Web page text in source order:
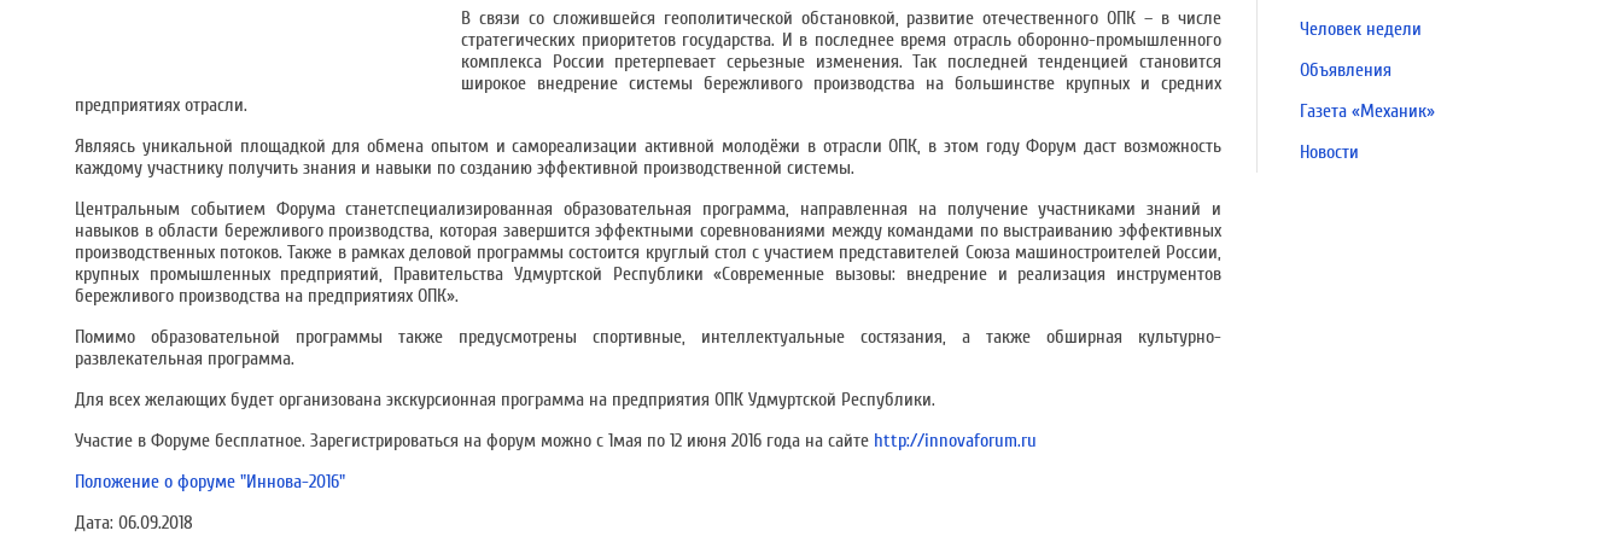
В связи со сложившейся геополитической обстановкой, развитие отечественного ОПК – в числе
стратегических приоритетов государства. И в последнее время отрасль оборонно-промышленного
комплекса России претерпевает серьезные изменения. Так последней тенденцией становится
широкое внедрение системы бережливого производства на большинстве крупных и средних
предприятиях отрасли.
Являясь уникальной площадкой для обмена опытом и самореализации активной молодёжи в отрасли ОПК, в этом году Форум даст возможность
каждому участнику получить знания и навыки по созданию эффективной производственной системы.
Центральным событием Форума станетспециализированная образовательная программа, направленная на получение участниками знаний и
навыков в области бережливого производства, которая завершится эффектными соревнованиями между командами по выстраиванию эффективных
производственных потоков. Также в рамках деловой программы состоится круглый стол с участием представителей Союза машиностроителей России,
крупных промышленных предприятий, Правительства Удмуртской Республики «Современные вызовы: внедрение и реализация инструментов
бережливого производства на предприятиях ОПК».
Помимо образовательной программы также предусмотрены спортивные, интеллектуальные состязания, а также обширная культурно-
развлекательная программа.
Для всех желающих будет организована экскурсионная программа на предприятия ОПК Удмуртской Республики.
Участие в Форуме бесплатное. Зарегистрироваться на форум можно с 1мая по 12 июня 2016 года на сайте http://innovaforum.ru
Положение о форуме "Иннова-2016"
Дата: 06.09.2018
Человек недели
Объявления
Газета «Механик»
Новости